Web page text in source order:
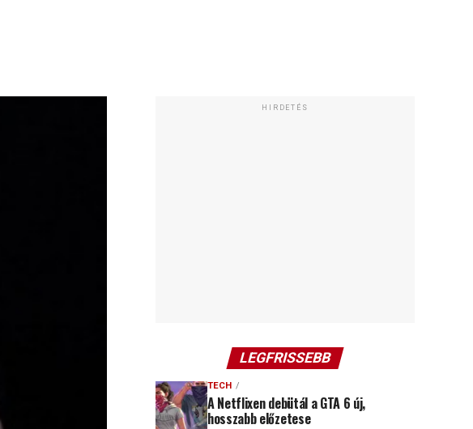
HIRDETÉS
LEGFRISSEBB
TECH
A Netflixen debütál a GTA 6 új,
hosszabb előzetese